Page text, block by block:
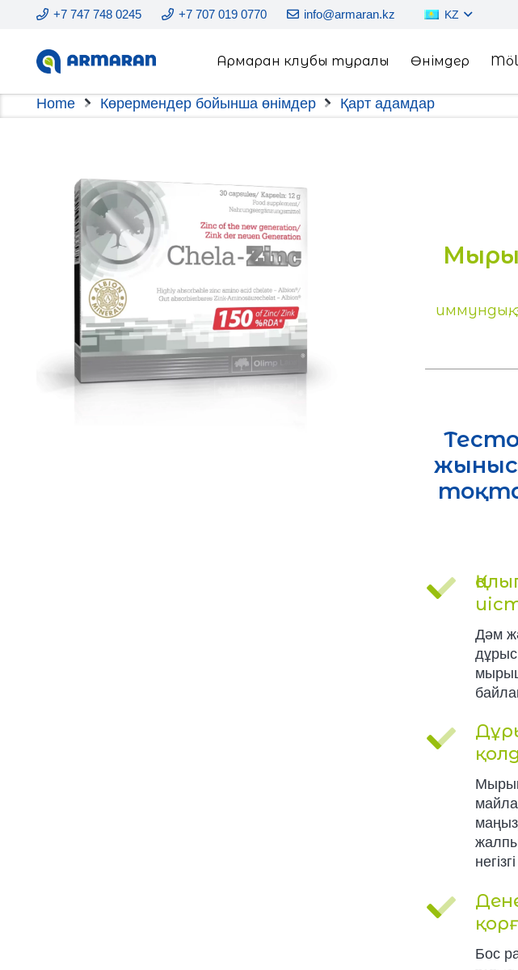
+7 747 748 0245 +7 707 019 0770 info@armaran.kz KZ
Армаран клубы туралы Өнімдер
Home Көрермендер бойынша өнімдер Қарт адамдар
Дәм
дұрыс
Бос